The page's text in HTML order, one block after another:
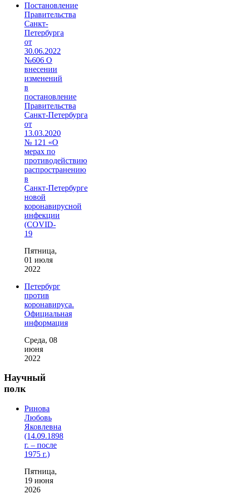
Постановление
Правительства
Санкт-
Петербурга
от
30.06.2022
№606 О
внесении
изменений
в
постановление
Правительства
Санкт‑Петербурга
от
13.03.2020
№ 121 «О
мерах по
противодействию
распространению
в
Санкт‑Петербурге
новой
коронавирусной
инфекции
(COVID-
19
Пятница,
01 июля
2022
Петербург
против
коронавируса.
Официальная
информация
Среда, 08
июня
2022
Научный
полк
Ринова
Любовь
Яковлевна
(14.09.1898
г. – после
1975 г.)
Пятница,
19 июня
2026